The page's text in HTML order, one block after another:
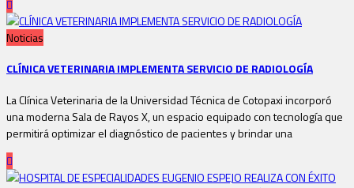
Noticias
CLÍNICA VETERINARIA IMPLEMENTA SERVICIO DE RADIOLOGÍA
La Clínica Veterinaria de la Universidad Técnica de Cotopaxi incorporó
una moderna Sala de Rayos X, un espacio equipado con tecnología que
permitirá optimizar el diagnóstico de pacientes y brindar una